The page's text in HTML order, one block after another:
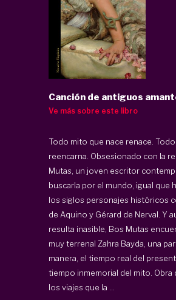
Canción de antiguos
Ve más sobre este libro
Todo mito que nace renace.
reencarna. Obsesionado con la
Mutas, un joven escritor
buscarla por el mundo, igual que
los siglos personajes históricos
de Aquino y Gérard de Nerval. Y
resulta inasible, Bos Mutas
muy terrenal Zahra Bayda, una
manera, el tiempo real del
tiempo inmemorial del mito. Obra
los viajes que la ...